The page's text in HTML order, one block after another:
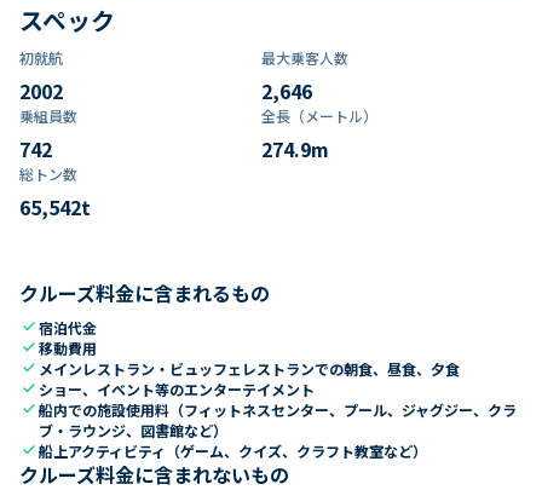
スペック
初就航
2002
最大乗客人数
2,646
乗組員数​
742
全長（メートル）
274.9m
総トン数​
65,542t
クルーズ料金に含まれるもの
check宿泊代金
check移動費用
check メインレストラン・ビュッフェレストランでの朝食、昼食、夕食
check ショー、イベント等のエンターテイメント
check船内での施設使用料（フィットネスセンター、プール、ジャグジー、クラ
ブ・ラウンジ、図書館など）
check船上アクティビティ（ゲーム、クイズ、クラフト教室など）
クルーズ料金に含まれないもの